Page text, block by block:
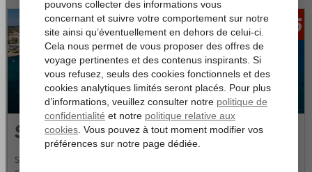
àpd 715
Seferihisar
Seferihisar est une petite ville accueillante dans la région égéenne.